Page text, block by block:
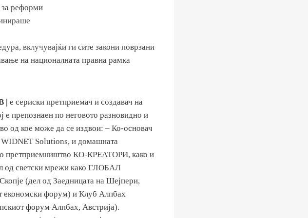
за реформи
вклучувајќи ги сите закони поврзани
на националната правна рамка
| е сериски претприемач и создавач на
е препознаен по неговото разновидно и
од кое може да се издвои: – Ко-основач
WIDNET Solutions, и домашната
претприемништво КО-КРЕАТОРИ, како и
од светски мрежи како ГЛОБАЛ
(дел од Заедницата на Шејпери,
економски форум) и Клуб Алпбах
форум Алпбах, Австрија).